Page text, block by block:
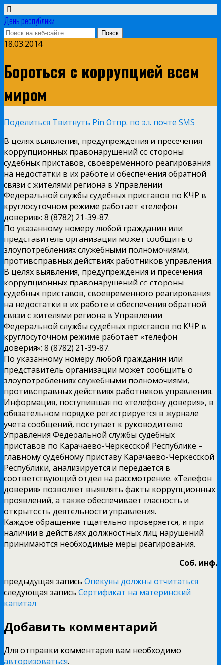
День республики
18.03.2014
Бороться с коррупцией всем
миром
Поделиться Твитнуть Pin Отпр. по эл. почте SMS
В целях выявления, предупреждения и пресечения
коррупционных правонарушений со стороны
судебных приставов, своевременного реагирования
на недостатки в их работе и обеспечения обратной
связи с жителями региона в Управлении
Федеральной службы судебных приставов по КЧР в
круглосуточном режиме работает «телефон
доверия»: 8 (8782) 21-39-87.
По указанному номеру любой гражданин или
представитель организации может сообщить о
злоупотреблениях служебными полномочиями,
противоправных действиях работников управления.
В целях выявления, предупреждения и пресечения
коррупционных правонарушений со стороны
судебных приставов, своевременного реагирования
на недостатки в их работе и обеспечения обратной
связи с жителями региона в Управлении
Федеральной службы судебных приставов по КЧР в
круглосуточном режиме работает «телефон
доверия»: 8 (8782) 21-39-87.
По указанному номеру любой гражданин или
представитель организации может сообщить о
злоупотреблениях служебными полномочиями,
противоправных действиях работников управления.
Информация, поступившая по «телефону доверия», в
обязательном порядке регистрируется в журнале
учета сообщений, поступает к руководителю
Управления Федеральной службы судебных
приставов по Карачаево-Черкесской Республике –
главному судебному приставу Карачаево-Черкесской
Республики, анализируется и передается в
соответствующий отдел на рассмотрение. «Телефон
доверия» позволяет выявлять факты коррупционных
проявлений, а также обеспечивает гласность и
открытость деятельности управления.
Каждое обращение тщательно проверяется, и при
наличии в действиях должностных лиц нарушений
принимаются необходимые меры реагирования.
Соб. инф.
предыдущая запись Опекуны должны отчитаться
следующая запись Сертификат на материнский
капитал
Добавить комментарий
Для отправки комментария вам необходимо
авторизоваться.